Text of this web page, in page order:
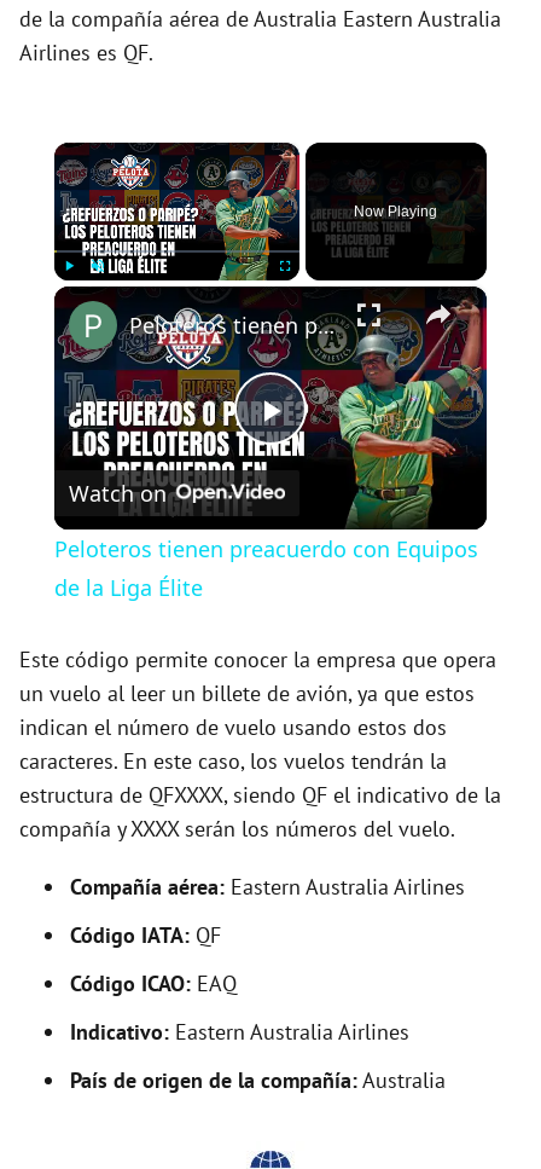
de la compañía aérea de Australia Eastern Australia
Airlines es QF.
×
Now Playing
×
P
y
V
i
d
o
Peloteros tienen preacuerdo con Equipos de la Liga Élite
Watch on
Peloteros tienen preacuerdo con Equipos
de la Liga Élite
Este código permite conocer la empresa que opera
un vuelo al leer un billete de avión, ya que estos
indican el número de vuelo usando estos dos
caracteres. En este caso, los vuelos tendrán la
estructura de QFXXXX, siendo QF el indicativo de la
compañía y XXXX serán los números del vuelo.
Compañía aérea: Eastern Australia Airlines
Código IATA: QF
Código ICAO: EAQ
Indicativo: Eastern Australia Airlines
País de origen de la compañía:Australia